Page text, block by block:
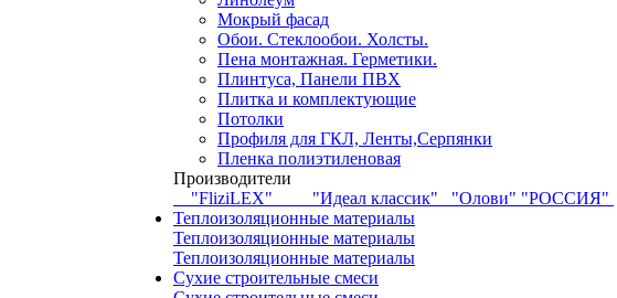
Мокрый фасад
Обои. Стеклообои. Холсты.
Пена монтажная. Герметики.
Плинтуса, Панели ПВХ
Плитка и комплектующие
Потолки
Профиля для ГКЛ, Ленты,Серпянки
Пленка полиэтиленовая
Производители
"FliziLEX"
"Идеал классик" "Олови" "РОССИЯ"
Теплоизоляционные материалы
Теплоизоляционные материалы
Теплоизоляционные материалы
Сухие строительные смеси